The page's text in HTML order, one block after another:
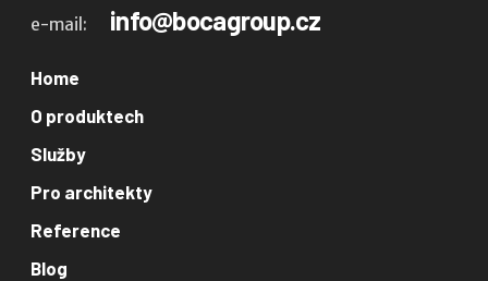
e-mail: info@bocagroup.cz
Home
O produktech
Služby
Pro architekty
Reference
Blog